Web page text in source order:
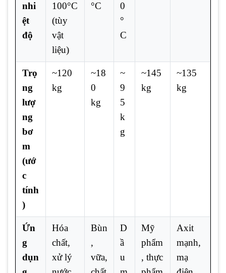
nhi
ệt
độ
100°C
(tùy
vật
liệu)
°C
0
°
C
Trọ
ng
lượ
ng
bơ
m
(ướ
c
tính
)
~120
kg
~18
0
kg
~
9
5
k
g
~145
kg
~135
kg
Ứn
g
dụn
Hóa
chất,
xử lý
Bùn
,
vữa,
D
ầ
u
Mỹ
phẩm
, thực
Axit
mạnh,
mạ